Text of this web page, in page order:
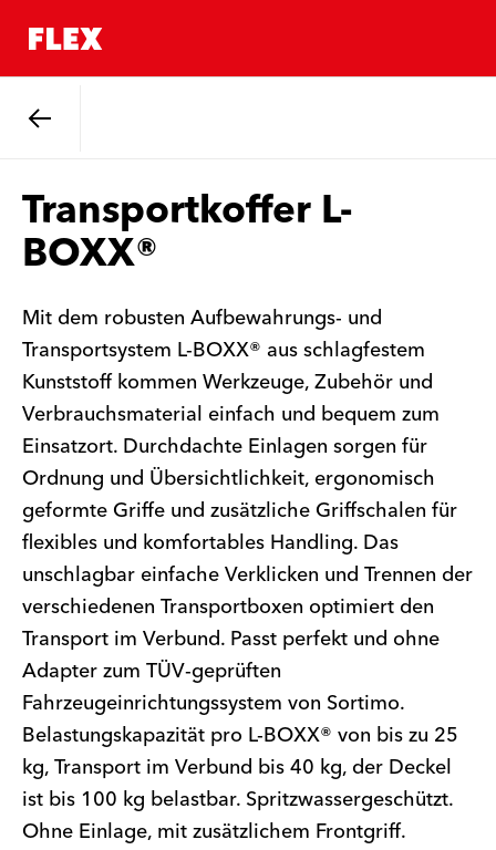
Transportkoffer L-
BOXX®
Mit dem robusten Aufbewahrungs- und
Transportsystem L-BOXX® aus schlagfestem
Kunststoff kommen Werkzeuge, Zubehör und
Verbrauchsmaterial einfach und bequem zum
Einsatzort. Durchdachte Einlagen sorgen für
Ordnung und Übersichtlichkeit, ergonomisch
geformte Griffe und zusätzliche Griffschalen für
flexibles und komfortables Handling. Das
unschlagbar einfache Verklicken und Trennen der
verschiedenen Transportboxen optimiert den
Transport im Verbund. Passt perfekt und ohne
Adapter zum TÜV-geprüften
Fahrzeugeinrichtungssystem von Sortimo.
Belastungskapazität pro L-BOXX® von bis zu 25
kg, Transport im Verbund bis 40 kg, der Deckel
ist bis 100 kg belastbar. Spritzwassergeschützt.
Ohne Einlage, mit zusätzlichem Frontgriff.